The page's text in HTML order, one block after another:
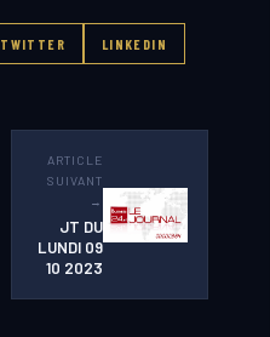
TWITTER LINKEDIN
ARTICLE
SUIVANT
→
JT DU
LUNDI 09
10 2023